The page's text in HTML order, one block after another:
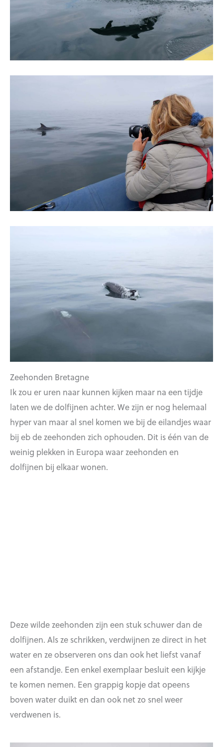
Zeehonden Bretagne
Ik zou er uren naar kunnen kijken maar na een tijdje
laten we de dolfijnen achter. We zijn er nog helemaal
hyper van maar al snel komen we bij de eilandjes waar
bij eb de zeehonden zich ophouden. Dit is één van de
weinig plekken in Europa waar zeehonden en
dolfijnen bij elkaar wonen.
Deze wilde zeehonden zijn een stuk schuwer dan de
dolfijnen. Als ze schrikken, verdwijnen ze direct in het
water en ze observeren ons dan ook het liefst vanaf
een afstandje. Een enkel exemplaar besluit een kijkje
te komen nemen. Een grappig kopje dat opeens
boven water duikt en dan ook net zo snel weer
verdwenen is.